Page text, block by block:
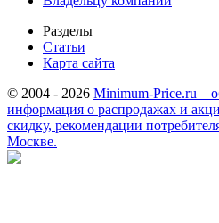
Разделы
Статьи
Карта сайта
© 2004 - 2026 Minimum-Price.ru –
информация о распродажах и
скидку, рекомендации
Москве.